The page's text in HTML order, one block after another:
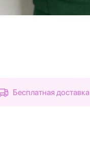
Бесплатная доставка